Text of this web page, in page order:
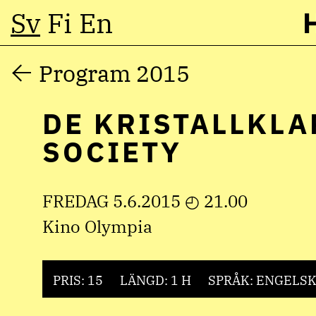
Hoppa
innehåll
Sv Fi En
Program 2015
DE
SOCIETY
FREDAG 5.6.2015 ◴ 21.00
Kino Olympia
PRIS: 15 LÄNGD: 1 H SPRÅK: